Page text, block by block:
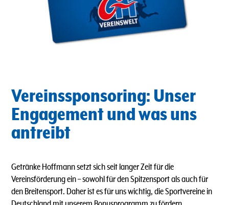
Vereinssponsoring: Unser
Engagement und was uns
antreibt
Getränke Hoffmann setzt sich seit langer Zeit für die
Vereinsförderung ein – sowohl für den Spitzensport als auch für
den Breitensport. Daher ist es für uns wichtig, die Sportvereine in